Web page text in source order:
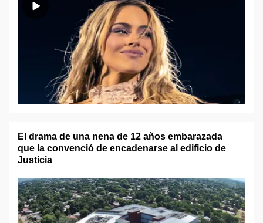
El drama de una nena de 12 años embarazada
que la convenció de encadenarse al edificio de
Justicia